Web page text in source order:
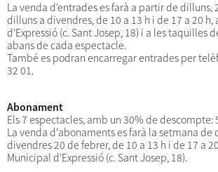
La venda d'entrades es farà a partir de dilluns,
dilluns a divendres, de 10 a 13 h i de 17 a 20
d'Expressió (c. Sant Josep, 18) i a les taquilles
abans de cada espectacle.
També es podran encarregar entrades per
32 01.
Abonament
Els 7 espectacles, amb un 30% de descompte:
La venda d'abonaments es farà la setmana de
divendres 20 de febrer, de 10 a 13 h i de 17 a
Municipal d'Expressió (c. Sant Josep, 18).